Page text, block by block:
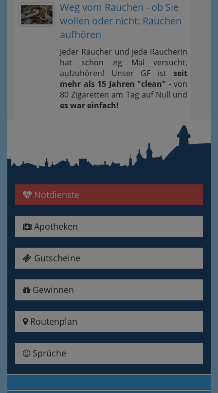
Weg vom Rauchen - ob Sie
wollen oder nicht: Rauchen
aufhören
Jeder Raucher und jede Raucherin
hat schon zig Mal versucht,
aufzuhören! Unser GF ist seit
mehr als 15 Jahren "clean" - von
80 Zigaretten am Tag auf Null und
es war einfach!
Notdienste
Apotheken
Gutscheine
Gewinnen
Routenplan
Sprüche